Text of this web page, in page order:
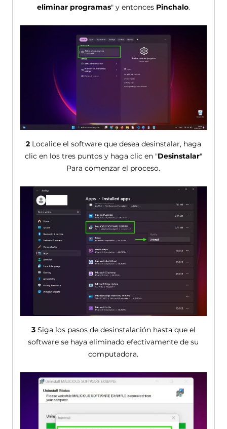
eliminar programas" y entonces Pinchalo.
2Localice el software que desea desinstalar, haga
clic en los tres puntos y haga clic en "Desinstalar"
Para comenzar el proceso.
3Siga los pasos de desinstalación hasta que el
software se haya eliminado efectivamente de su
computadora.